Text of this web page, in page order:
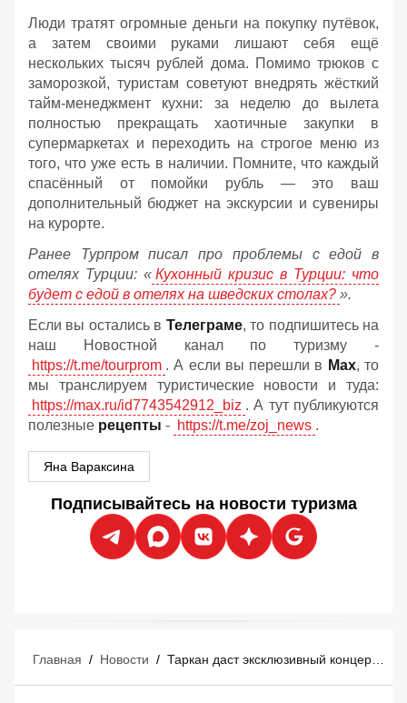
Люди тратят огромные деньги на покупку путёвок,
а затем своими руками лишают себя ещё
нескольких тысяч рублей дома. Помимо трюков с
заморозкой, туристам советуют внедрять жёсткий
тайм-менеджмент кухни: за неделю до вылета
полностью прекращать хаотичные закупки в
супермаркетах и переходить на строгое меню из
того, что уже есть в наличии. Помните, что каждый
спасённый от помойки рубль — это ваш
дополнительный бюджет на экскурсии и сувениры
на курорте.
Ранее Турпром писал про проблемы с едой в
отелях Турции: « Кухонный кризис в Турции: что
будет с едой в отелях на шведских столах? ».
Если вы остались в Телеграме, то подпишитесь на
наш Новостной канал по туризму -
https://t.me/tourprom . А если вы перешли в Мах, то
мы транслируем туристические новости и туда:
https://max.ru/id7743542912_biz . А тут публикуются
полезные рецепты - https://t.me/zoj_news .
Яна Вараксина
Подписывайтесь на новости туризма
Главная / Новости /